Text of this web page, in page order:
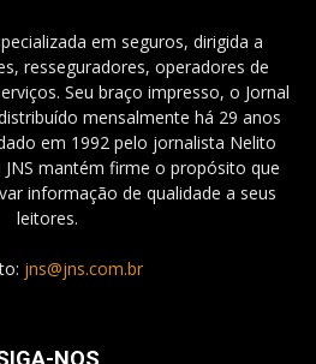
em seguros, dirigida a
resseguradores, operadores de
Seu braço impresso, o Jornal
mensalmente há 29 anos
em 1992 pelo jornalista Nelito
JNS mantém firme o propósito que
informação de qualidade a seus
leitores.
jns@jns.com.br
NOS